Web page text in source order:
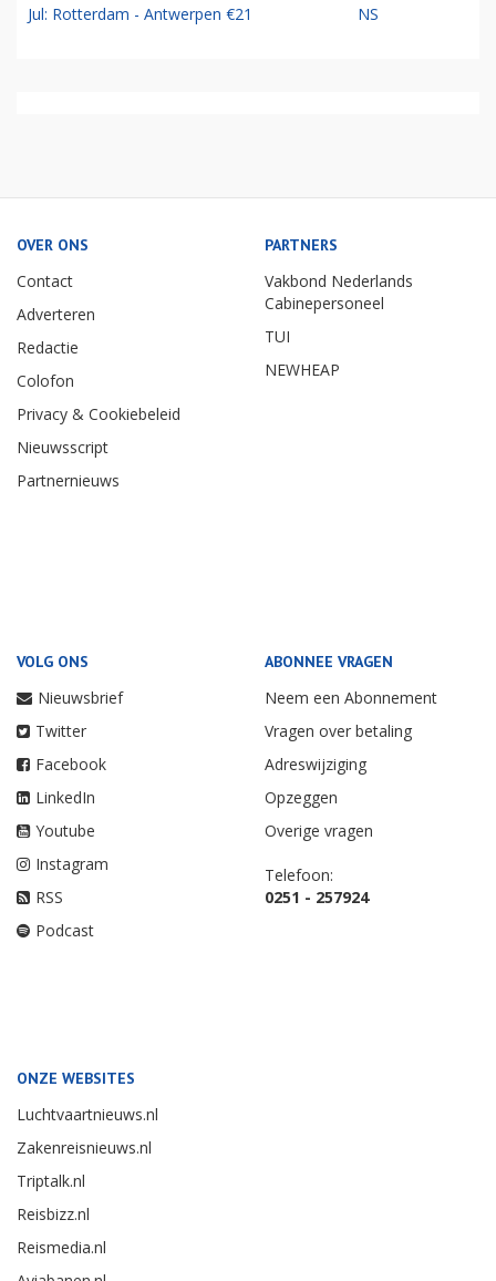
Jul: Rotterdam - Antwerpen €21 NS
OVER ONS
Contact
Adverteren
Redactie
Colofon
Privacy & Cookiebeleid
Nieuwsscript
Partnernieuws
PARTNERS
Vakbond Nederlands
Cabinepersoneel
TUI
NEWHEAP
VOLG ONS
Nieuwsbrief
Twitter
Facebook
LinkedIn
Youtube
Instagram
RSS
Podcast
ABONNEE VRAGEN
Neem een Abonnement
Vragen over betaling
Adreswijziging
Opzeggen
Overige vragen
Telefoon:
0251 - 257924
ONZE WEBSITES
Luchtvaartnieuws.nl
Zakenreisnieuws.nl
Triptalk.nl
Reisbizz.nl
Reismedia.nl